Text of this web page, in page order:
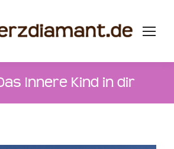
Innere Kind in dir